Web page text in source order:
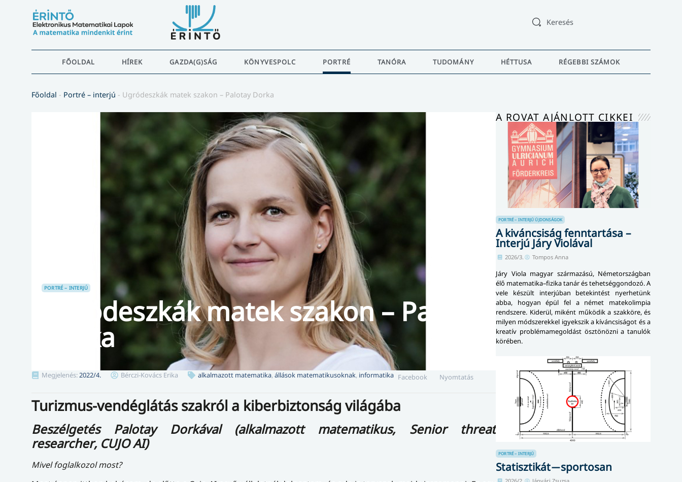
Keresés
FŐOLDAL HÍREK GAZDA(G)SÁG KÖNYVESPOLC PORTRÉ TANÓRA TUDOMÁNY HÉTTUSA RÉGEBBI SZÁMOK
Főoldal - Portré – interjú - Ugródeszkák matek szakon – Palotay Dorka
PORTRÉ – INTERJÚ
Ugródeszkák matek szakon – Palotay
Dorka
Megjelenés:2022/4. Bérczi-Kovács Erika alkalmazott matematika, állások matematikusoknak, informatika Facebook Nyomtatás
Turizmus-vendéglátás szakról a kiberbiztonság világába
Beszélgetés Palotay Dorkával (alkalmazott matematikus, Senior threat
researcher, CUJO AI)
Mivel foglalkozol most?
A ROVAT AJÁNLOTT CIKKEI
PORTRÉ – INTERJÚ ÚJDONSÁGOK
A kiváncsiság fenntartása –
Interjú Járy Violával
2026/3. Tompos Anna
Járy Viola magyar származású, Németországban
élő matematika–fizika tanár és tehetséggondozó. A
vele készült interjúban betekintést nyerhetünk
abba, hogyan épül fel a német matekolimpia
rendszere. Kiderül, miként működik a szakköre, és
milyen módszerekkel igyekszik a kíváncsiságot és a
kreatív problémamegoldást ösztönözni a tanulók
körében.
PORTRÉ – INTERJÚ
Statisztikát ̶ sportosan